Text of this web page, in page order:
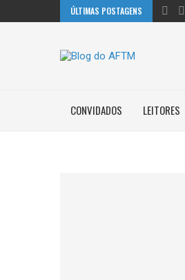
ÚLTIMAS POSTAGENS
CONVIDADOS LEITORES